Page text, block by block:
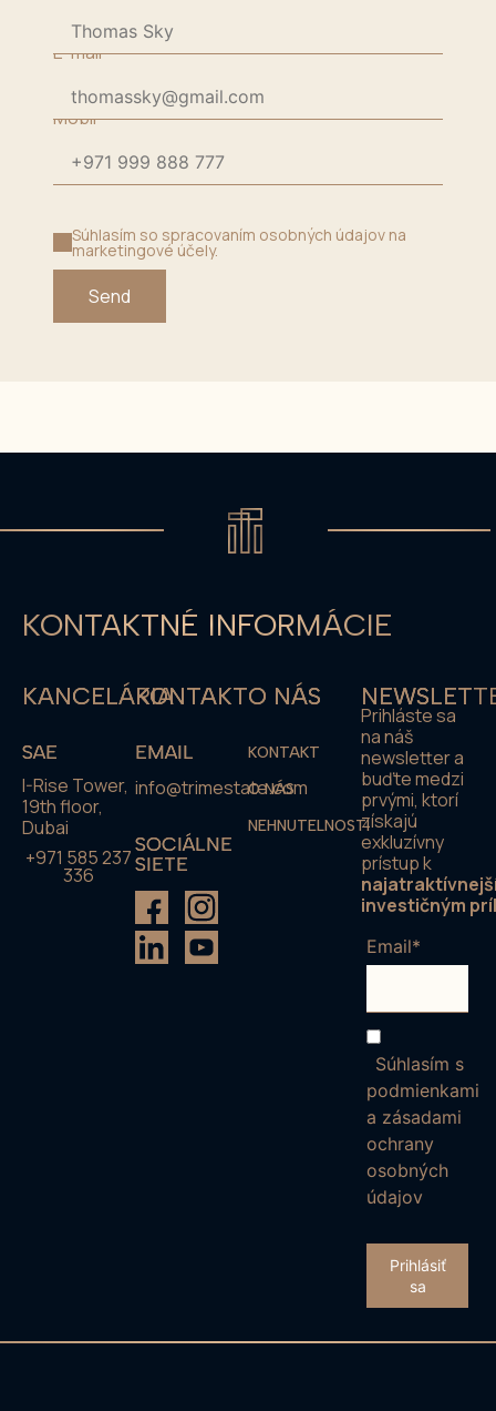
E-mail*
Mobil*
Súhlasím so spracovaním osobných údajov na
marketingové účely.
Send
KONTAKTNÉ INFORMÁCIE
KANCELÁRIA
SAE
I-Rise Tower,
19th floor,
Dubai
+971 585 237
336
KONTAKT
EMAIL
info@trimestate.com
SOCIÁLNE
SIETE
O NÁS
KONTAKT
O NÁS
NEHNUTELNOSTI
Prihláste sa
na náš
newsletter a
buďte medzi
prvými, ktorí
získajú
exkluzívny
prístup k
investičným
Email*
Súhlasím s
podmienkami
a zásadami
ochrany
osobných
údajov